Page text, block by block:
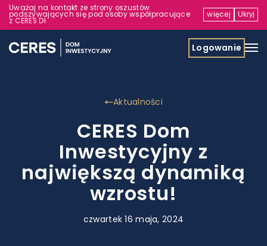
Uważaj na kontakt ze strony oszustów
podszywających się pod osoby współpracujące
z CERES DI
więcej Ukryj
Logowanie
Aktualności
CERES Dom
Inwestycyjny z
największą dynamiką
wzrostu!
czwartek 16 maja, 2024